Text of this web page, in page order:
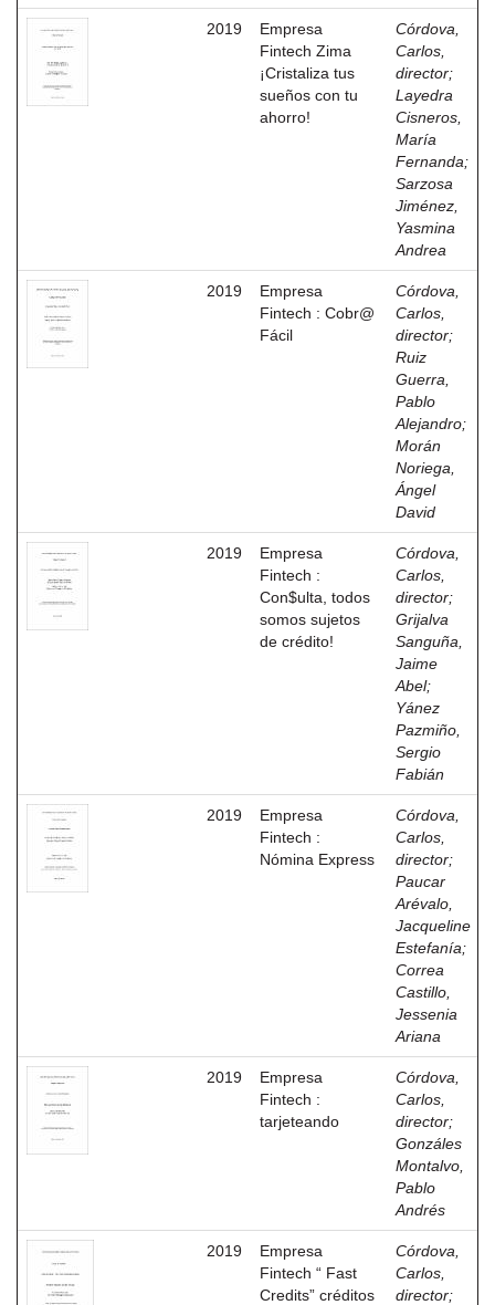
2019
Empresa
Fintech Zima
¡Cristaliza tus
sueños con tu
ahorro!
Córdova,
Carlos,
director;
Layedra
Cisneros,
María
Fernanda;
Sarzosa
Jiménez,
Yasmina
Andrea
2019
Empresa
Fintech : Cobr@
Fácil
Córdova,
Carlos,
director;
Ruiz
Guerra,
Pablo
Alejandro;
Morán
Noriega,
Ángel
David
2019
Empresa
Fintech :
Con$ulta, todos
somos sujetos
de crédito!
Córdova,
Carlos,
director;
Grijalva
Sanguña,
Jaime
Abel;
Yánez
Pazmiño,
Sergio
Fabián
2019
Empresa
Fintech :
Nómina Express
Córdova,
Carlos,
director;
Paucar
Arévalo,
Jacqueline
Estefanía;
Correa
Castillo,
Jessenia
Ariana
2019
Empresa
Fintech :
tarjeteando
Córdova,
Carlos,
director;
Gonzáles
Montalvo,
Pablo
Andrés
2019
Empresa
Fintech “ Fast
Credits” créditos
Córdova,
Carlos,
director;